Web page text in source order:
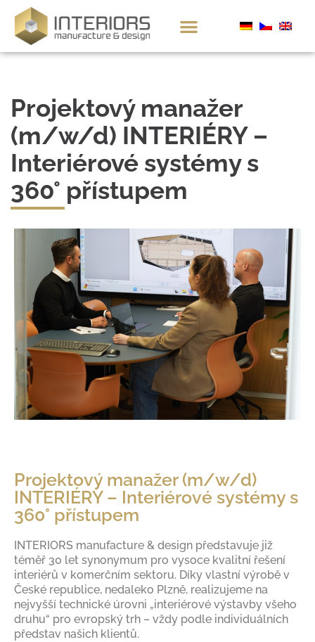
Projektový manažer
(m/w/d) INTERIÉRY –
Interiérové systémy s
360° přístupem
Projektový manažer (m/w/d)
INTERIÉRY – Interiérové systémy s
360° přístupem
INTERIORS manufacture & design představuje již
téměř 30 let synonymum pro vysoce kvalitní řešení
interiérů v komerčním sektoru. Díky vlastní výrobě v
České republice, nedaleko Plzně, realizujeme na
nejvyšší technické úrovni „interiérové výstavby všeho
druhu“ pro evropský trh – vždy podle individuálních
představ našich klientů.